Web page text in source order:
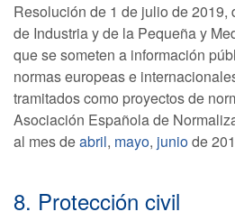
Resolución de 1 de julio de 2019,
de Industria y de la Pequeña y
que se someten a información
normas europeas e
tramitados como proyectos de
Asociación Española de
al mes deabril, mayo, juniode
8. Protección civil